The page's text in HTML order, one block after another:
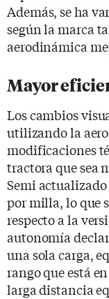
Además, se ha
según la marca
aerodinámica
Mayor
Los cambios
utilizando la
modificaciones
tractora que sea
Semi actualizado
por milla, lo que
respecto a la
autonomía
una sola carga,
rango que está
larga distancia